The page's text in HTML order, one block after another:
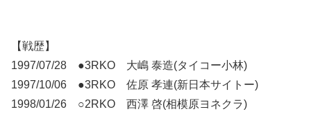
【戦歴】
1997/07/28 ●3RKO 大嶋 泰造(タイコー小林)
1997/10/06 ●3RKO 佐原 孝連(新日本サイトー)
1998/01/26 ○2RKO 西澤 啓(相模原ヨネクラ)